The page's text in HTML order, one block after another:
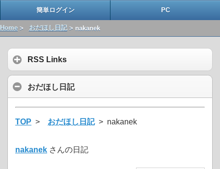
簡単ログイン PC
Home > おだほし日記> nakanek
RSS Links
おだほし日記
TOP > おだほし日記> nakanek
nakanek さんの日記